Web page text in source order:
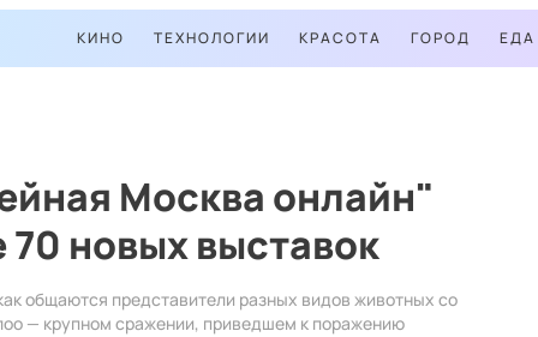
КИНО ТЕХНОЛОГИИ КРАСОТА ГОРОД ЕДА
Москва онлайн"
новых выставок
общаются представители разных видов животных со
— крупном сражении, приведшем к поражению